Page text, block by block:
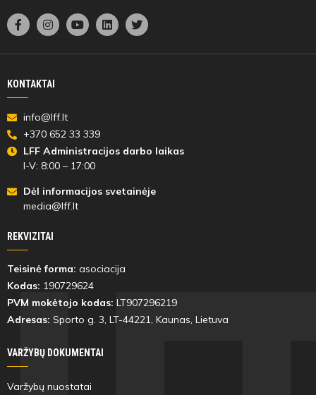
KONTAKTAI
info@lff.lt
+370 652 33 339
LFF Administracijos darbo laikas
I-V: 8:00 – 17:00
Dėl informacijos svetainėje
media@lff.lt
REKVIZITAI
Teisinė forma: asociacija
Kodas: 190729624
PVM mokėtojo kodas: LT907296219
Adresas: Sporto g. 3, LT-44221, Kaunas, Lietuva
VARŽYBŲ DOKUMENTAI
Varžybų nuostatai